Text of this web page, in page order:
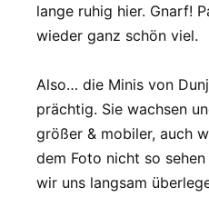
lange ruhig hier. Gnarf!
wieder ganz schön viel.
Also… die Minis von
prächtig. Sie wachsen
größer & mobiler, auch
dem Foto nicht so
wir uns langsam